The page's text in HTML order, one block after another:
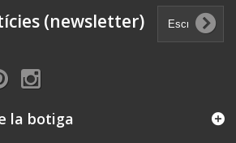
(newsletter)
la botiga